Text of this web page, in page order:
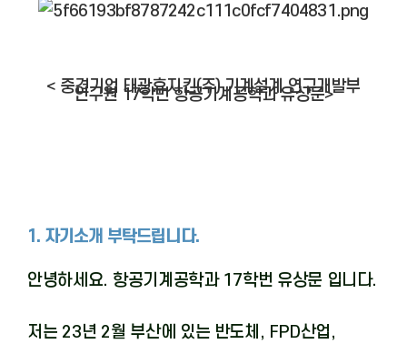
< 중견기업 태광후지킨(주) 기계설계 연구개발부
연구원 17학번 항공기계공학과 유상문>
1. 자기소개 부탁드립니다.
안녕하세요. 항공기계공학과 17학번 유상문 입니다.
저는 23년 2월 부산에 있는 반도체 , FPD산업,